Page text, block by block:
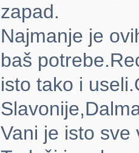
zapad.
Najmanje je
baš
isto tako i
Vani je isto sve